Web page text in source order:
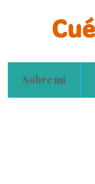
Sobre mí